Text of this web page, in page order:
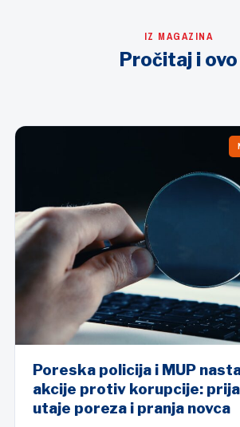
IZ MAGAZINA
Pročitaj i ovo
Poreska policija i MUP
akcije protiv korupcije:
utaje poreza i pranja novca